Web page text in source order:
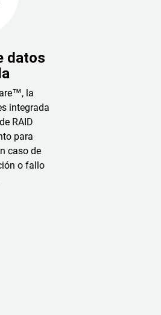
datos
la
integrada
RAID
para
caso de
o fallo